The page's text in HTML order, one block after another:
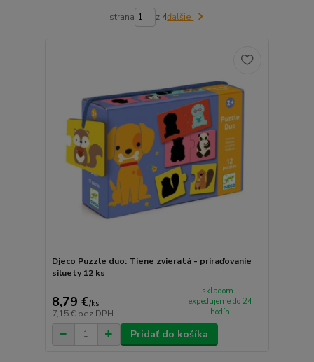
strana z 4ďalšie
Djeco Puzzle duo: Tiene zvieratá - priraďovanie
siluety 12 ks
8,79 €/ks
7,15 € bez DPH
skladom -
expedujeme do 24
hodín
Pridať do košíka